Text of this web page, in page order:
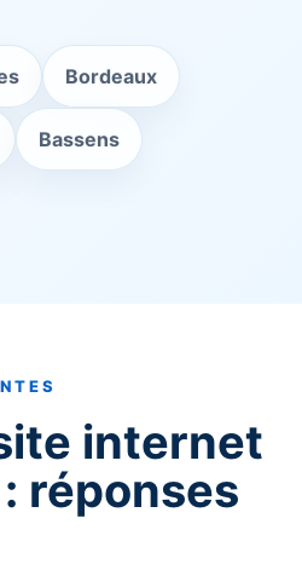
Bordeaux
Bassens
internet
réponses